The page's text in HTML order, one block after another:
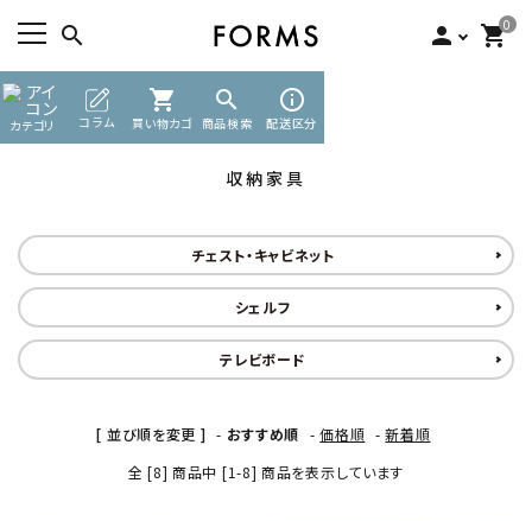
search person 0
shopping_cart
カテゴリ コラム
shopping_cart
買い物カゴ
search
商品検索
info_outline
配送区分
ACCOUNT MENU
ようこそ ゲスト 様
新規会員登録
search
カテゴリーから探す
インフォメーション
TOP 収納家具
収納家具
チェスト・キャビネット
シェルフ
テレビボード
[ 並び順を変更 ] - おすすめ順 -価格順 -新着順
全 [8] 商品中 [1-8] 商品を表示しています